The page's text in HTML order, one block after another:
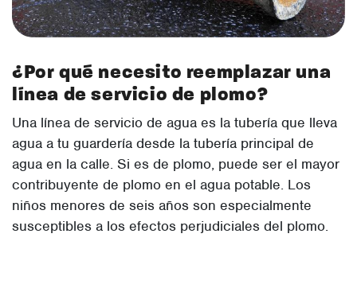
¿Por qué necesito reemplazar una
línea de servicio de plomo?
Una línea de servicio de agua es la tubería que lleva
agua a tu guardería desde la tubería principal de
agua en la calle. Si es de plomo, puede ser el mayor
contribuyente de plomo en el agua potable. Los
niños menores de seis años son especialmente
susceptibles a los efectos perjudiciales del plomo.